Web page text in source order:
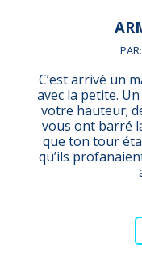
PAR:
C’est arrivé un
avec la petite.
votre hauteur;
vous ont barré
que ton tour
qu’ils